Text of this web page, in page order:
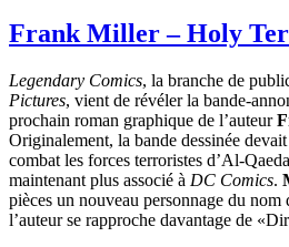
Frank Miller – Holy
Legendary Comics, la branche de
Pictures, vient de révéler la bande-
prochain roman graphique de l’auteur
Originalement, la bande dessinée
combat les forces terroristes d’Al-
maintenant plus associé à DC Comics.
pièces un nouveau personnage du nom
l’auteur se rapproche davantage de